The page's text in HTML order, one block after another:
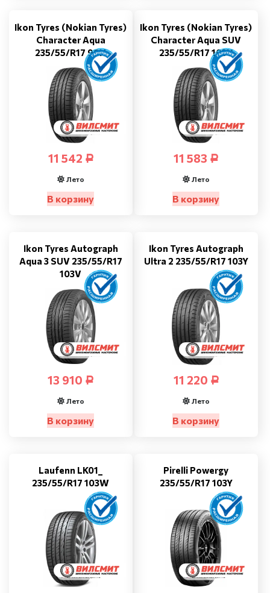
Ikon Tyres (Nokian Tyres)
Character Aqua
235/55/R17 99H
11 542 Р
Лето
В корзину
Ikon Tyres (Nokian Tyres)
Character Aqua SUV
235/55/R17 103V
11 583 Р
Лето
В корзину
Ikon Tyres Autograph
Aqua 3 SUV 235/55/R17
103V
13 910 Р
Лето
В корзину
Ikon Tyres Autograph
Ultra 2 235/55/R17 103Y
11 220 Р
Лето
В корзину
Laufenn LK01_
235/55/R17 103W
Pirelli Powergy
235/55/R17 103Y